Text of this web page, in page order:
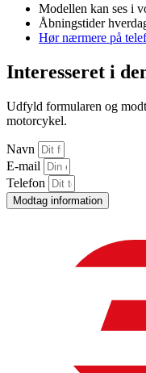
Modellen kan ses i
Åbningstider
Hør nærmere på
Interesseret i
Udfyld formularen og
motorcykel.
Navn
E-mail
Telefon
Modtag information